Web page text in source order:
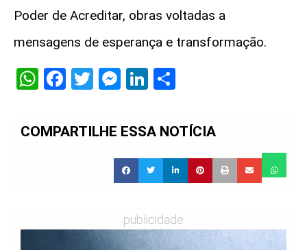
Poder de Acreditar, obras voltadas a
mensagens de esperança e transformação.
WhatsApp
Facebook
Twitter
Messenger
LinkedIn
COMPARTILHE ESSA NOTÍCIA
publicidade